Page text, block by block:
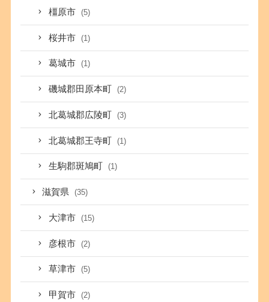
橿原市 (5)
桜井市 (1)
葛城市 (1)
磯城郡田原本町 (2)
北葛城郡広陵町 (3)
北葛城郡王寺町 (1)
生駒郡斑鳩町 (1)
滋賀県 (35)
大津市 (15)
彦根市 (2)
草津市 (5)
甲賀市 (2)